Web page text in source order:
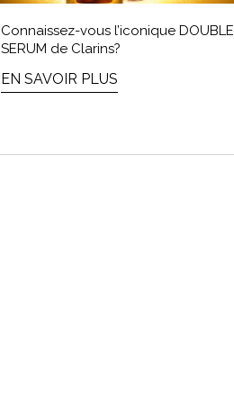
Connaissez-vous l’iconique DOUBLE
SERUM de Clarins?
EN SAVOIR PLUS